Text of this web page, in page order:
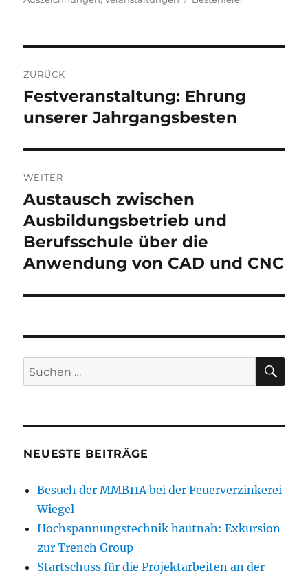
ZURÜCK
Vorheriger
Beitrag:
Festveranstaltung: Ehrung
unserer Jahrgangsbesten
WEITER
Nächster
Beitrag:
Austausch zwischen
Ausbildungsbetrieb und
Berufsschule über die
Anwendung von CAD und CNC
Suchen
nach:
NEUESTE BEITRÄGE
Besuch der MMB11A bei der Feuerverzinkerei
Wiegel
Hochspannungstechnik hautnah: Exkursion
zur Trench Group
Startschuss für die Projektarbeiten an der